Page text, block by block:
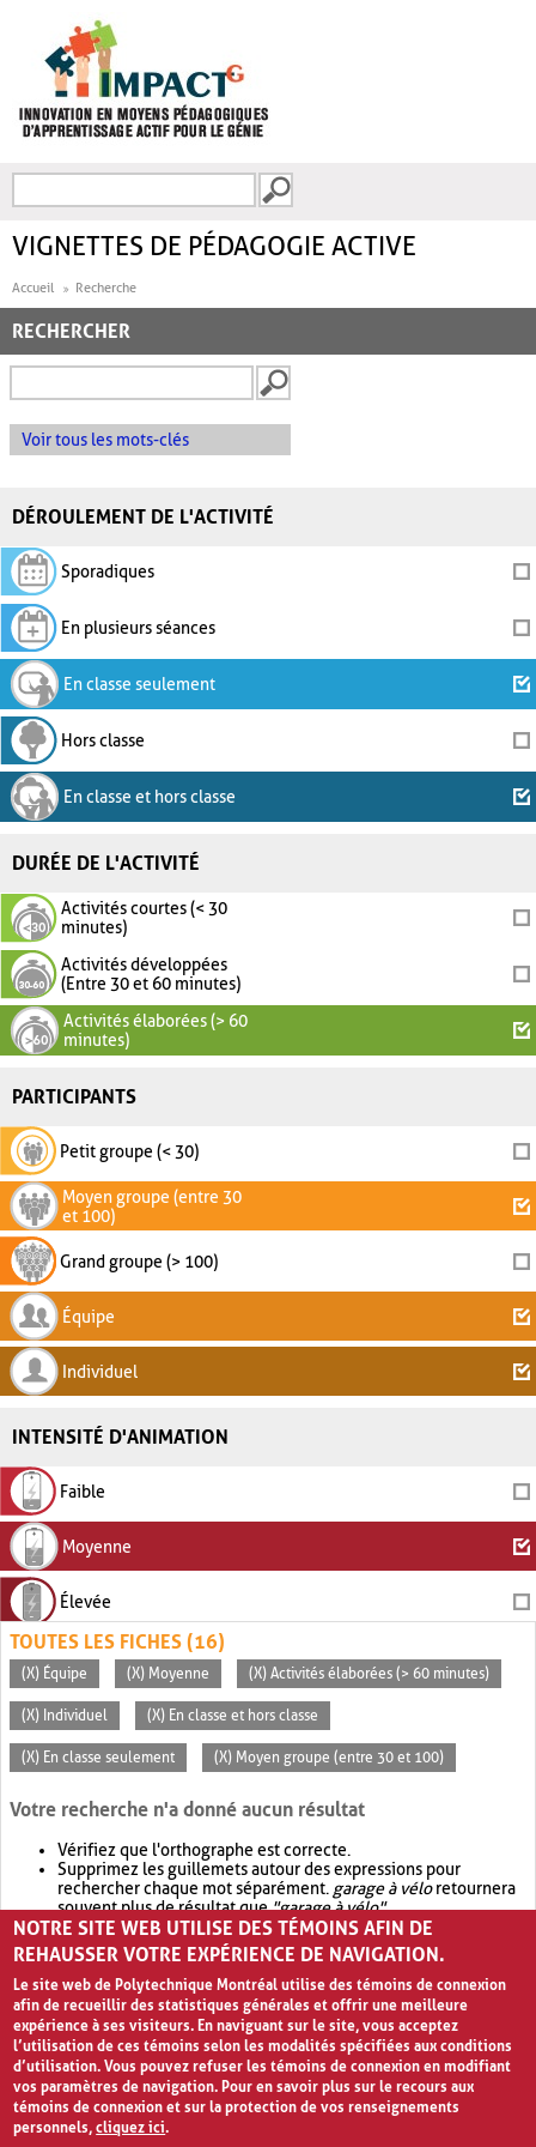
FORMULAIRE DE
VIGNETTES DE PÉDAGOGIE ACTIVE
Accueil Recherche
RECHERCHER
Voir tous les mots-clés
DÉROULEMENT DE L'ACTIVITÉ
Sporadiques
En plusieurs séances
En classe seulement
Hors classe
En classe et hors classe
DURÉE DE L'ACTIVITÉ
Activités courtes (< 30
minutes)
Activités développées
(Entre 30 et 60 minutes)
Activités élaborées (> 60
minutes)
PARTICIPANTS
Petit groupe (< 30)
Moyen groupe (entre 30
et 100)
Grand groupe (> 100)
Équipe
Individuel
INTENSITÉ D'ANIMATION
Faible
Moyenne
Élevée
TOUTES LES FICHES (16)
(X) Équipe (X) Moyenne (X) Activités élaborées (> 60 minutes)
(X) Individuel (X) En classe et hors classe
(X) En classe seulement (X) Moyen groupe (entre 30 et 100)
Votre recherche n'a donné aucun résultat
Vérifiez que l'orthographe est correcte.
Supprimez les guillemets autour des expressions pour
rechercher chaque mot séparément. garage à véloretournera
souvent plus de résultat que"garage à vélo".
Envisagez d'élargir votre recherche avec OR.garage OR vélo
retournera souvent plus de résultat quegarage à vélo
NOTRE SITE WEB UTILISE DES TÉMOINS AFIN DE
REHAUSSER VOTRE EXPÉRIENCE DE NAVIGATION.
Le site web de Polytechnique Montréal utilise des témoins de connexion
afin de recueillir des statistiques générales et offrir une meilleure
expérience à ses visiteurs. En naviguant sur le site, vous acceptez
l’utilisation de ces témoins selon les modalités spécifiées aux conditions
d’utilisation. Vous pouvez refuser les témoins de connexion en modifiant
vos paramètres de navigation. Pour en savoir plus sur le recours aux
témoins de connexion et sur la protection de vos renseignements
personnels,cliquez ici.